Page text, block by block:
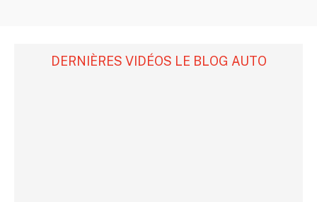
DERNIÈRES VIDÉOS LE BLOG AUTO